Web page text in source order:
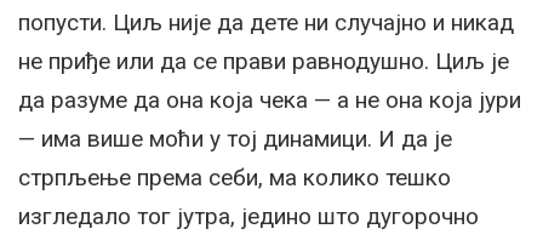
попусти. Циљ није да дете ни случајно и никад
не приђе или да се прави равнодушно. Циљ је
да разуме да она која чека — а не она која јури
— има више моћи у тој динамици. И да је
стрпљење према себи, ма колико тешко
изгледало тог јутра, једино што дугорочно